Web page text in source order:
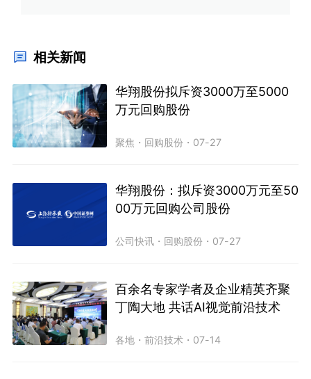
相关新闻
华翔股份拟斥资3000万至5000
万元回购股份
聚焦 ・ 回购股份 ・ 07-27
华翔股份：拟斥资3000万元至50
00万元回购公司股份
公司快讯 ・ 回购股份 ・ 07-27
百余名专家学者及企业精英齐聚
丁陶大地 共话AI视觉前沿技术
各地 ・前沿技术 ・ 07-14